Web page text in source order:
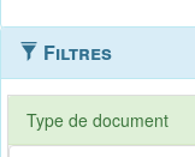
Filtres
Type de document